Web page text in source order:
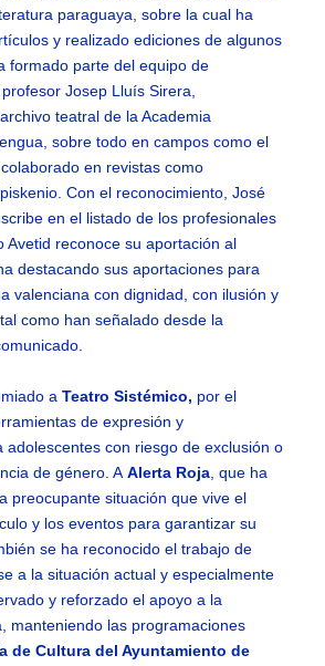
paraguaya, sobre la cual ha
y realizado ediciones de algunos
formado parte del equipo de
Josep Lluís Sirera,
teatral de la Academia
sobre todo en campos como el
en revistas como
Con el reconocimiento, José
en el listado de los profesionales
Avetid reconoce su aportación al
destacando sus aportaciones para
valenciana con dignidad, con ilusión y
como han señalado desde la
aTeatro Sistémico, por el
de expresión y
adolescentes con riesgo de exclusión o
de género. AAlerta Roja, que ha
preocupante situación que vive el
y los eventos para garantizar su
se ha reconocido el trabajo de
a la situación actual y especialmente
y reforzado el apoyo a la
manteniendo las programaciones
de Cultura del Ayuntamiento de